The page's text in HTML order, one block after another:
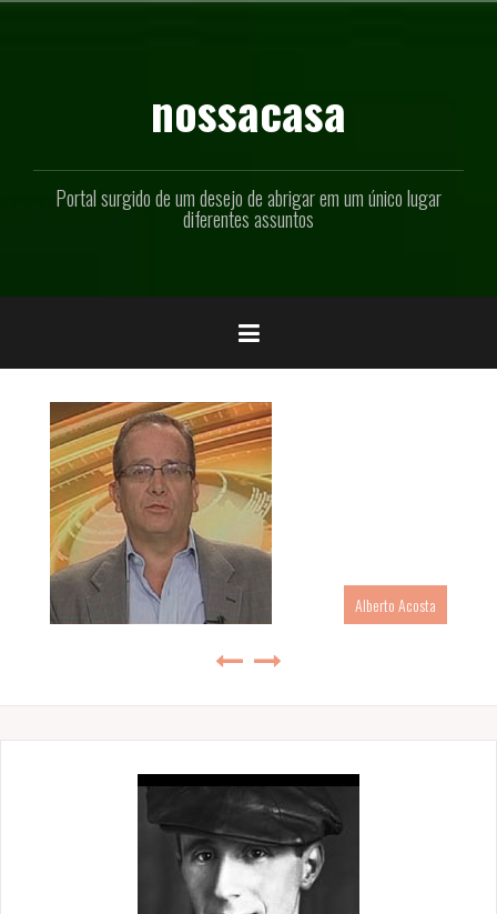
nossacasa
Portal surgido de um desejo de abrigar em um único lugar
diferentes assuntos
Alberto Acosta